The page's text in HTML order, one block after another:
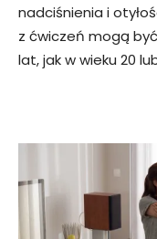
nadciśnienia i
z ćwiczeń mogą
lat, jak w wieku 20